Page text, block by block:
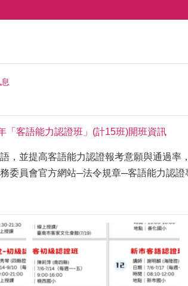
「客語能力認證班」(計15班)開班資訊
，並提高客語能力認證報考意願與通過率
委員會官方網站─法令規章─客語能力認證